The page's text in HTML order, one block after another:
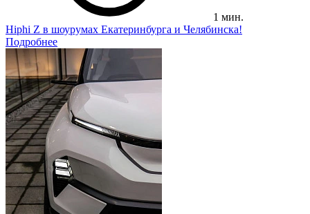
1 мин.
Hiphi Z в шоурумах Екатеринбурга и Челябинска!
Подробнее